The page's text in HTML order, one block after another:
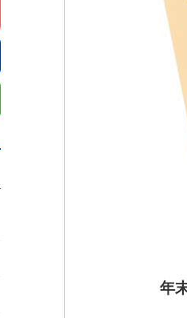
年